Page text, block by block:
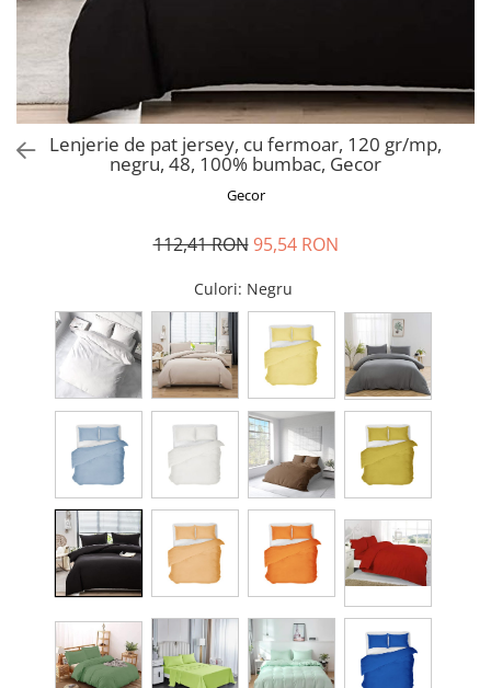
Lenjerie de pat jersey, cu fermoar, 120 gr/mp,
negru, 48, 100% bumbac, Gecor
Gecor
112,41 RON 95,54 RON
Culori: Negru